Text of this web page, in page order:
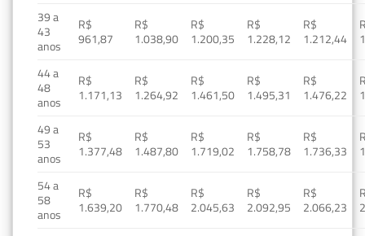
39 a
43
anos
R$
961,87
R$
1.038,90
R$
1.200,35
R$
1.228,12
R$
1.212,44
44 a
48
anos
R$
1.171,13
R$
1.264,92
R$
1.461,50
R$
1.495,31
R$
1.476,22
49 a
53
anos
R$
1.377,48
R$
1.487,80
R$
1.719,02
R$
1.758,78
R$
1.736,33
54 a
58
anos
R$
1.639,20
R$
1.770,48
R$
2.045,63
R$
2.092,95
R$
2.066,23